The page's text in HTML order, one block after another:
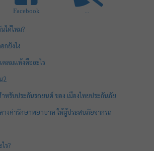
Facebook ...
ได้ไหม?
กยังไง
คลมแห้งคืออะไร
2
หรับประกันรถยนต์ ของ เมืองไทยประกันภัย
างค่ารักษาพยาบาล ให้ผู้ประสบภัยจากรถ
ร?